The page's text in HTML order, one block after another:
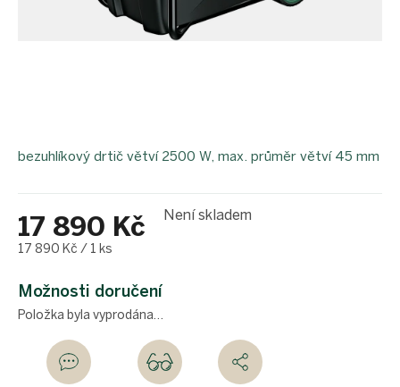
17 890 Kč
Měrná
17 890 Kč / 1 ks
Není skladem
Možnosti doručení
Položka byla vyprodána…
bezuhlíkový drtič větví 2500 W, max. průměr větví 45 mm